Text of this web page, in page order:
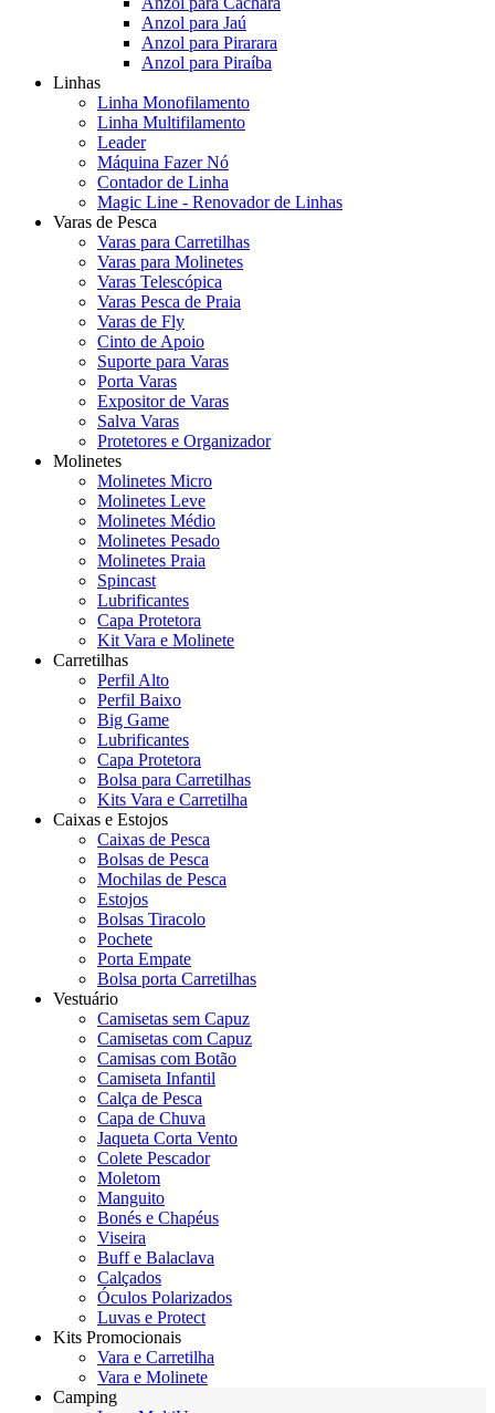
Anzol para Jaú
Anzol para Pirarara
Anzol para Piraíba
Linhas
Linha Monofilamento
Linha Multifilamento
Leader
Máquina Fazer Nó
Contador de Linha
Magic Line - Renovador de Linhas
Varas de Pesca
Varas para Carretilhas
Varas para Molinetes
Varas Telescópica
Varas Pesca de Praia
Varas de Fly
Cinto de Apoio
Suporte para Varas
Porta Varas
Expositor de Varas
Salva Varas
Protetores e Organizador
Molinetes
Molinetes Micro
Molinetes Leve
Molinetes Médio
Molinetes Pesado
Molinetes Praia
Spincast
Lubrificantes
Capa Protetora
Kit Vara e Molinete
Carretilhas
Perfil Alto
Perfil Baixo
Big Game
Lubrificantes
Capa Protetora
Bolsa para Carretilhas
Kits Vara e Carretilha
Caixas e Estojos
Caixas de Pesca
Bolsas de Pesca
Mochilas de Pesca
Estojos
Bolsas Tiracolo
Pochete
Porta Empate
Bolsa porta Carretilhas
Vestuário
Camisetas sem Capuz
Camisetas com Capuz
Camisas com Botão
Camiseta Infantil
Calça de Pesca
Capa de Chuva
Jaqueta Corta Vento
Colete Pescador
Moletom
Manguito
Bonés e Chapéus
Viseira
Buff e Balaclava
Calçados
Óculos Polarizados
Luvas e Protect
Kits Promocionais
Vara e Carretilha
Vara e Molinete
Camping